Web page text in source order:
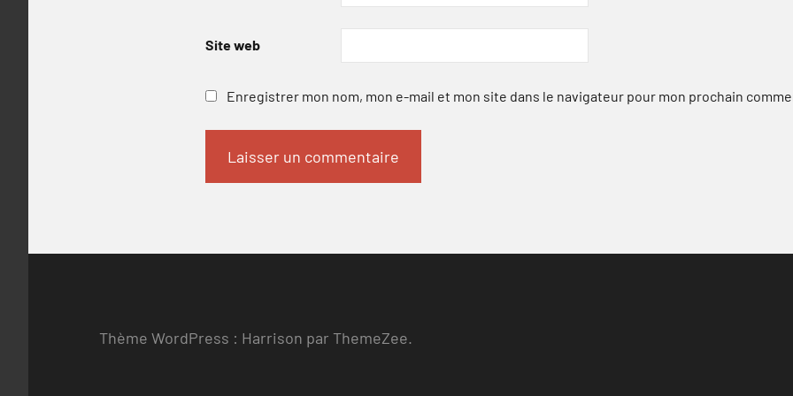
Site web
Enregistrer mon nom, mon e-mail et mon site dans le navigateur pour mon prochain
Thème WordPress : Harrison par ThemeZee.